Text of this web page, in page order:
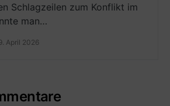
Schlagzeilen zum Konflikt im
man…
April 2026